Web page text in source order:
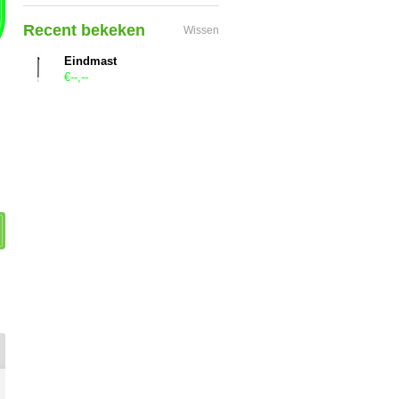
Recent bekeken Wissen
Eindmast
€--,--